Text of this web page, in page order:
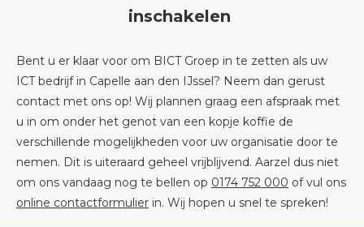
inschakelen
Bent u er klaar voor om BICT Groep in te zetten als uw
ICT bedrijf in Capelle aan den IJssel? Neem dan gerust
contact met ons op! Wij plannen graag een afspraak met
u in om onder het genot van een kopje koffie de
verschillende mogelijkheden voor uw organisatie door te
nemen. Dit is uiteraard geheel vrijblijvend. Aarzel dus niet
om ons vandaag nog te bellen op 0174 752 000 of vul ons
online contactformulier in. Wij hopen u snel te spreken!